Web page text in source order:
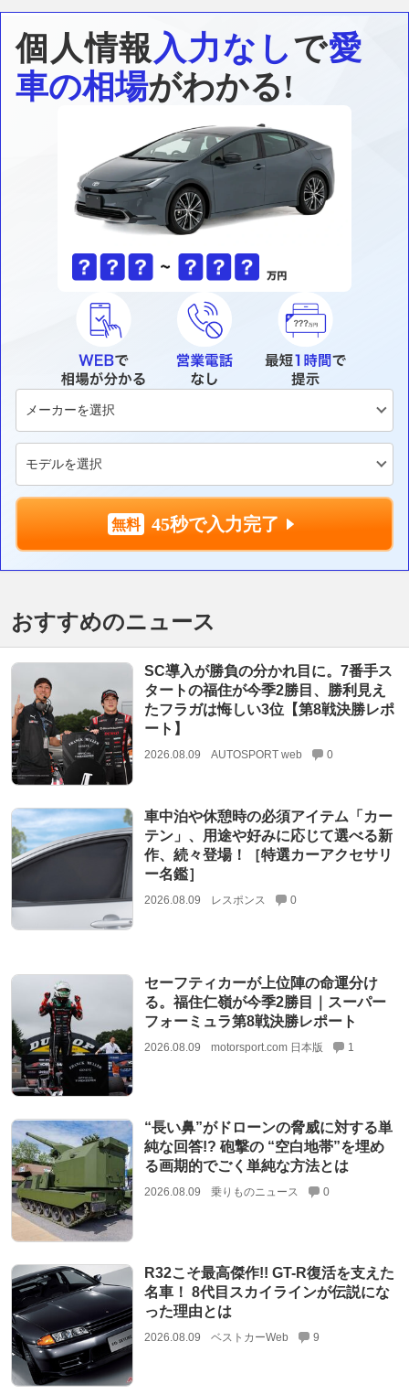
個人情報入力なしで愛
車の相場がわかる!
45秒で入力完了
おすすめのニュース
SC導入が勝負の分かれ目に。7番手ス
タートの福住が今季2勝目、勝利見え
たフラガは悔しい3位【第8戦決勝レポ
ート】
2026.08.09 AUTOSPORT web 0
車中泊や休憩時の必須アイテム「カー
テン」、用途や好みに応じて選べる新
作、続々登場！［特選カーアクセサリ
ー名鑑］
2026.08.09 レスポンス 0
セーフティカーが上位陣の命運分け
る。福住仁嶺が今季2勝目｜スーパー
フォーミュラ第8戦決勝レポート
2026.08.09 motorsport.com 日本版 1
“長い鼻”がドローンの脅威に対する単
純な回答!? 砲撃の “空白地帯”を埋め
る画期的でごく単純な方法とは
2026.08.09 乗りものニュース 0
R32こそ最高傑作!! GT-R復活を支えた
名車！ 8代目スカイラインが伝説にな
った理由とは
2026.08.09 ベストカーWeb 9